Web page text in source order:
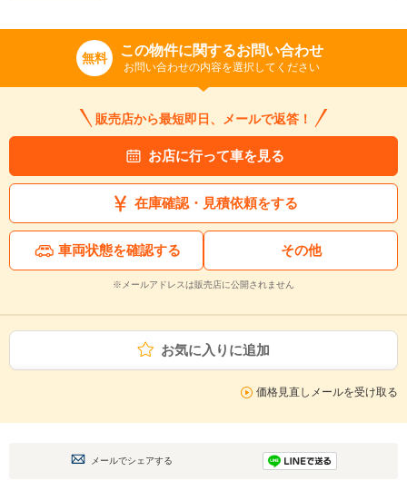
無料 この物件に関するお問い合わせ
お問い合わせの内容を選択してください
販売店から最短即日、メールで返答！
お店に行って車を見る
在庫確認・見積依頼をする
車両状態を確認する その他
※メールアドレスは販売店に公開されません
お気に入りに追加
価格見直しメールを受け取る
メールでシェアする